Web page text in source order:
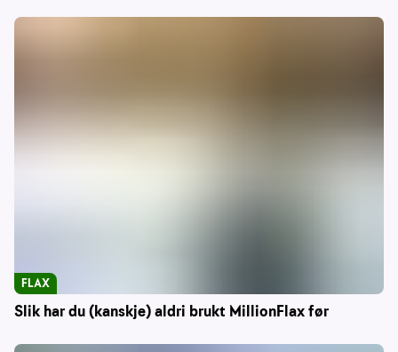
Slik har du (kanskje) aldri brukt MillionFlax før
FLAX